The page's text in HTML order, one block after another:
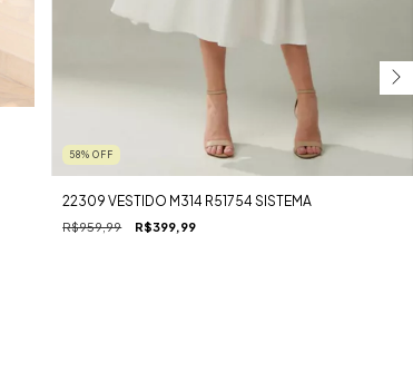
58%OFF
22309 VESTIDO M314 R51754 SISTEMA
R$959,99 R$399,99